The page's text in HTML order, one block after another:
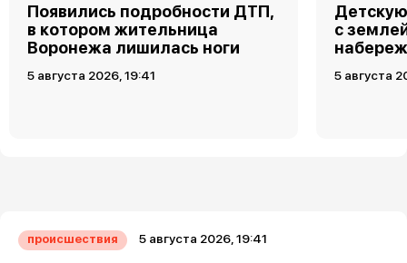
Появились подробности ДТП,
в котором жительница
Воронежа лишилась ноги
5 августа 2026, 19:41
с
5 августа
происшествия 5 августа 2026, 19:41